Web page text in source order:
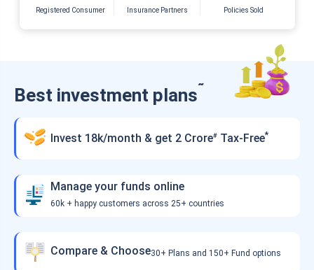
Registered Consumer Insurance Partners Policies Sold
Best investment plans˜
Invest 18k/month & get 2 Crore# Tax-Free*
Manage your funds online
60k + happy customers across 25+ countries
Compare & Choose30+ Plans and 150+ Fund options